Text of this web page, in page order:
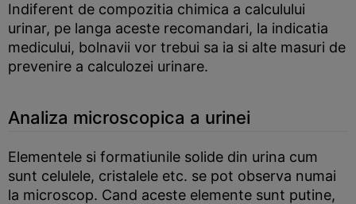
Indiferent de compozitia chimica a calculului
urinar, pe langa aceste recomandari, la indicatia
medicului, bolnavii vor trebui sa ia si alte masuri de
prevenire a calculozei urinare.
Analiza microscopica a urinei
Elementele si formatiunile solide din urina cum
sunt celulele, cristalele etc. se pot observa numai
la microscop. Cand aceste elemente sunt putine,